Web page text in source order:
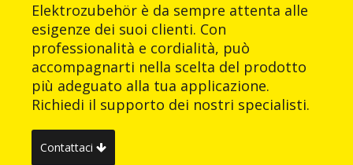
Elektrozubehör è da sempre attenta alle
esigenze dei suoi clienti. Con
professionalità e cordialità, può
accompagnarti nella scelta del prodotto
più adeguato alla tua applicazione.
Richiedi il supporto dei nostri specialisti.
Contattaci